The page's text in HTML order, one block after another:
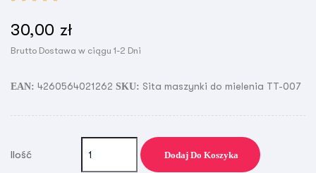
30,00 zł
Brutto Dostawa w ciągu 1-2 Dni
EAN: 4260564021262 SKU: Sita maszynki do mielenia TT-007
Ilość Dodaj Do Koszyka